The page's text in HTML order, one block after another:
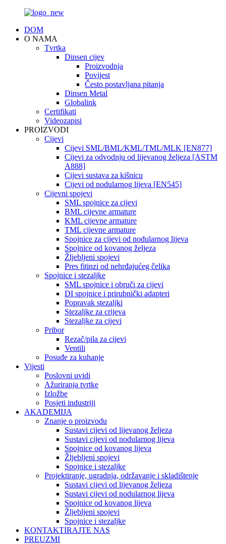
DOM
O NAMA
Tvrtka
Dinsen cijev
Proizvodnja
Povijest
Često postavljana pitanja
Dinsen Metal
Globalink
Certifikati
Videozapisi
PROIZVODI
Cijevi
Cijevi SML/BML/KML/TML/MLK [EN877]
Cijevi za odvodnju od lijevanog željeza [ASTM
A888]
Cijevi sustava za kišnicu
Cijevi od nodularnog lijeva [EN545]
Cijevni spojevi
SML spojnice za cijevi
BML cijevne armature
KML cijevne armature
TML cijevne armature
Spojnice za cijevi od nodularnog lijeva
Spojnice od kovanog željeza
Žljebljeni spojevi
Pres fitinzi od nehrđajućeg čelika
Spojnice i stezaljke
SML spojnice i obruči za cijevi
DI spojnice i prirubnički adapteri
Popravak stezaljki
Stezaljke za crijeva
Stezaljke za cijevi
Pribor
Rezač/pila za cijevi
Ventili
Posuđe za kuhanje
Vijesti
Poslovni uvidi
Ažuriranja tvrtke
Izložbe
Posjeti industriji
AKADEMIJA
Znanje o proizvodu
Sustavi cijevi od lijevanog željeza
Sustavi cijevi od nodularnog lijeva
Spojnice od kovanog lijeva
Žljebljeni spojevi
Spojnice i stezaljke
Projektiranje, ugradnja, održavanje i skladištenje
Sustavi cijevi od lijevanog željeza
Sustavi cijevi od nodularnog lijeva
Spojnice od kovanog lijeva
Žljebljeni spojevi
Spojnice i stezaljke
KONTAKTIRAJTE NAS
PREUZMI